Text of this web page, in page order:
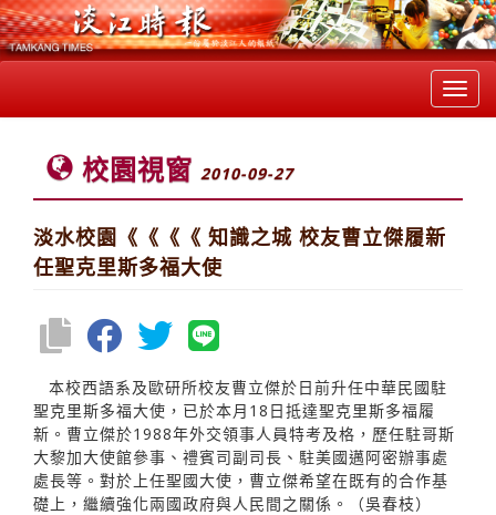
校園視窗 2010-09-27
淡水校園《《《《 知識之城 校友曹立傑履新
任聖克里斯多福大使
本校西語系及歐研所校友曹立傑於日前升任中華民國駐
聖克里斯多福大使，已於本月18日抵達聖克里斯多福履
新。曹立傑於1988年外交領事人員特考及格，歷任駐哥斯
大黎加大使館參事、禮賓司副司長、駐美國邁阿密辦事處
處長等。對於上任聖國大使，曹立傑希望在既有的合作基
礎上，繼續強化兩國政府與人民間之關係。（吳春枝）